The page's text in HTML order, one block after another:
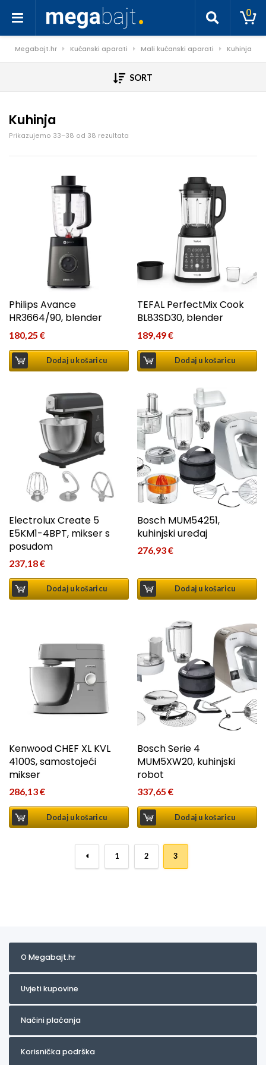
0
Megabajt.hr Kućanski aparati Mali kućanski aparati Kuhinja
SORT
Kuhinja
Prikazujemo 33–38 od 38 rezultata
Philips Avance
HR3664/90, blender
180,25 €
Dodaj u košaricu
TEFAL PerfectMix Cook
BL83SD30, blender
189,49€
Dodaj u košaricu
Electrolux Create 5
E5KM1-4BPT, mikser s
posudom
237,18€
Dodaj u košaricu
Bosch MUM54251,
kuhinjski uređaj
276,93€
Dodaj u košaricu
Kenwood CHEF XL KVL
4100S, samostojeći
mikser
286,13€
Dodaj u košaricu
Bosch Serie 4
MUM5XW20, kuhinjski
robot
337,65€
Dodaj u košaricu
← 1 2 3
O Megabajt.hr
Uvjeti kupovine
Načini plaćanja
Korisnička podrška